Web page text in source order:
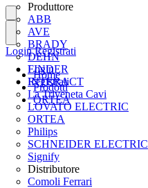
Produttore
ABB
AVE
BRADY
DEHN
FINDER
INTERACT
La Triveneta Cavi
LOVATO ELECTRIC
ORTEA
Philips
SCHNEIDER ELECTRIC
Signify
Distributore
Comoli Ferrari
Login
Registrati
Login Registrati
Home
Prodotti
ORTEA